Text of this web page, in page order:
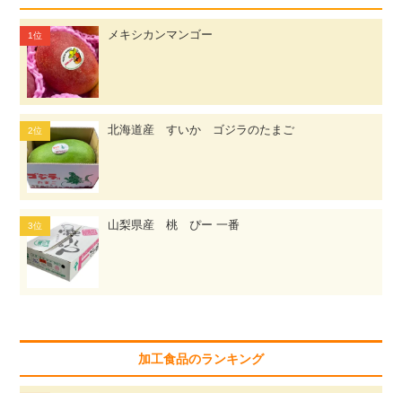
メキシカンマンゴー
北海道産 すいか ゴジラのたまご
山梨県産 桃 ぴー 一番
加工食品のランキング